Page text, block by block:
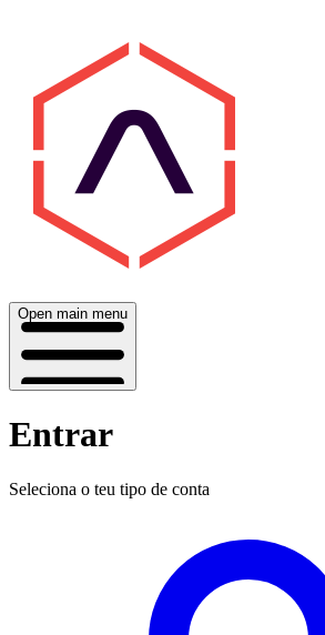
Open main menu
Entrar
Seleciona o teu tipo de conta